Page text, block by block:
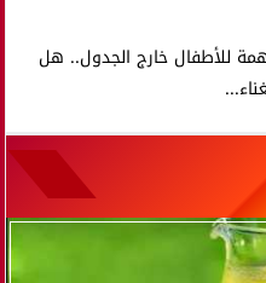
للأطفال خارج الجدول.. هل